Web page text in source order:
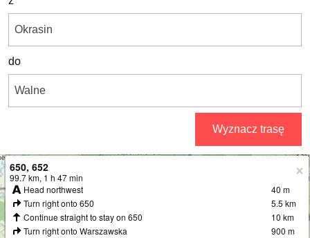
do
Wyznacz trasę
+
−
650, 652
99.7 km, 1 h 47 min
Head northwest
40 m
Turn right onto 650
5.5 km
Continue straight to stay on 650
10 km
Turn right onto Warszawska
900 m